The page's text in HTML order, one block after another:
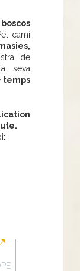
boscos
camí
de
seva
temps